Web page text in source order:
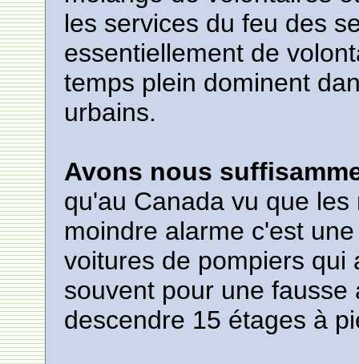
les services du feu des
essentiellement de
temps plein dominent
urbains.
Avons nous
qu'au Canada vu que
moindre alarme c'est
voitures de pompiers qui
souvent pour une
descendre 15 étages à